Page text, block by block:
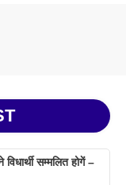
सम्मलित होगें –